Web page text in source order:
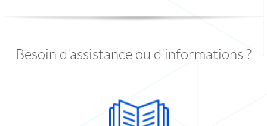
Besoin d'assistance ou d'informations ?